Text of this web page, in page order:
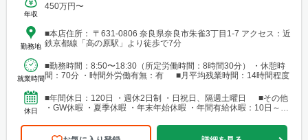
年収
450万円〜
勤務地
■本店住所： 〒631-0806 奈良県奈良市朱雀3丁目1-7 アクセス：近
鉄京都線「高の原駅」より徒歩で7分
就業時間
■勤務時間：8:50〜18:30（所定労働時間：8時間30分） ・休憩時
間：70分 ・時間外労働有無：有 ■月平均残業時間：14時間程度
休日
■年間休日：120日 ・週休2日制 ・日祝日、隔週土曜日 ■その他
・GW休暇 ・夏季休暇 ・年末年始休暇 ・年間有給休暇：10日～20